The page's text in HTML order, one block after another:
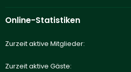
Online-Statistiken
Zurzeit aktive Mitglieder
Zurzeit aktive Gäste